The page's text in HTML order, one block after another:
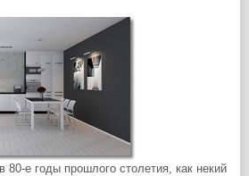
80-е годы прошлого столетия, как некий